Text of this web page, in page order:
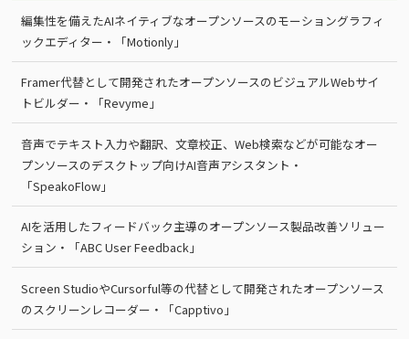
編集性を備えたAIネイティブなオープンソースのモーショングラフィ
ックエディター・「Motionly」
Framer代替として開発されたオープンソースのビジュアルWebサイ
トビルダー・「Revyme」
音声でテキスト入力や翻訳、文章校正、Web検索などが可能なオー
プンソースのデスクトップ向けAI音声アシスタント・
「SpeakoFlow」
AIを活用したフィードバック主導のオープンソース製品改善ソリュー
ション・「ABC User Feedback」
Screen StudioやCursorful等の代替として開発されたオープンソース
のスクリーンレコーダー・「Capptivo」